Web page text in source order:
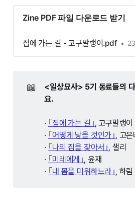
Zine PDF 파일 다운로드 받기
집에 가는 길 - 고구말랭이.pdf
📖
<일상묘사> 5기 동료들의
요.
· ｢집에 가는 길｣, 고구말랭이
· ｢어떻게 낳을 것인가｣, 고은
· ｢나의 집을 찾아서｣, 샐리
· ｢미레에게｣, 윤재
· ｢내 몸을 미워하느라｣, 하림